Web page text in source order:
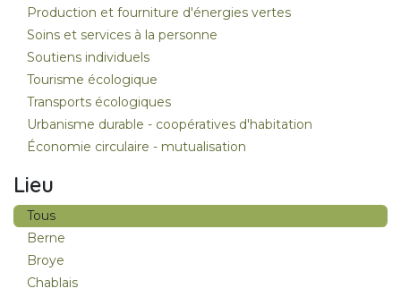
Production et fourniture d'énergies vertes
Soins et services à la personne
Soutiens individuels
Tourisme écologique
Transports écologiques
Urbanisme durable - coopératives d'habitation
Économie circulaire - mutualisation
Lieu
Tous
Berne
Broye
Chablais